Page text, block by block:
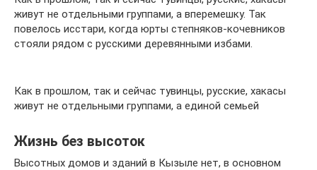
живут не отдельными группами, а вперемешку. Так
повелось исстари, когда юрты степняков-кочевников
стояли рядом с русскими деревянными избами.
Как в прошлом, так и сейчас тувинцы, русские, хакасы
живут не отдельными группами, а единой семьей
Жизнь без высоток
Высотных домов и зданий в Кызыле нет, в основном